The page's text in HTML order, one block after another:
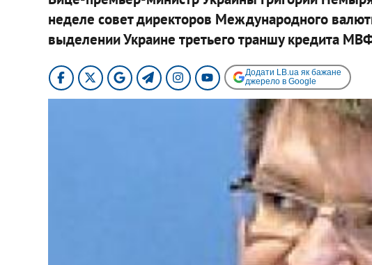
неделе совет директоров Международного
выделении Украине третьего траншу кредита
Додати LB.ua як бажане
джерело в Google